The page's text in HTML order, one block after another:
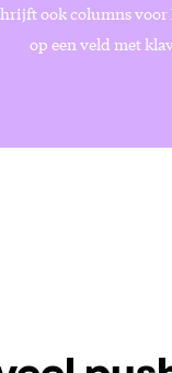
ook columns voor
op een veld met